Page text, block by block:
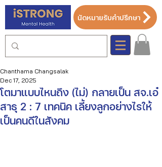
นัดหมายรับคำปรึกษา
โตมาแบบไหนถึง (ไม่) กลายเป็น สจ.เอ๋
สาธุ 2 : 7 เทคนิค เลี้ยงลูกอย่างไรให้
เป็นคนดีในสังคม
Chanthama Changsalak
Dec 17, 2025